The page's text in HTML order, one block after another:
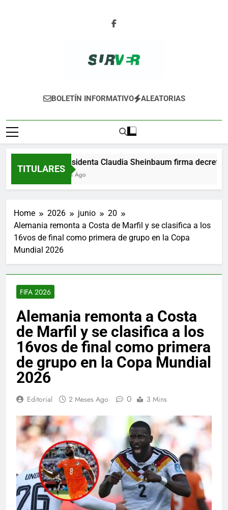
SURVER
BOLETÍN INFORMATIVO ALEATORIAS
TITULARES
Presidenta Claudia Sheinbaum firma decreto
1 Día Ago
Home 2026 junio
20
Alemania remonta a Costa de Marfil y se clasifica a los
16vos de final como primera de grupo en la Copa
Mundial 2026
FIFA 2026
Alemania remonta a Costa
de Marfil y se clasifica a los
16vos de final como primera
de grupo en la Copa Mundial
2026
Editorial 2 Meses Ago 0 3 Mins